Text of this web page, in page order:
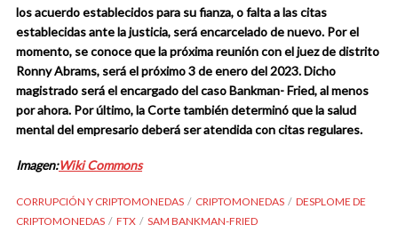
los acuerdo establecidos para su fianza, o falta a las citas
establecidas ante la justicia, será encarcelado de nuevo. Por el
momento, se conoce que la próxima reunión con el juez de distrito
Ronny Abrams, será el próximo 3 de enero del 2023. Dicho
magistrado será el encargado del caso Bankman- Fried, al menos
por ahora. Por último, la Corte también determinó que la salud
mental del empresario deberá ser atendida con citas regulares.
Imagen:Wiki Commons
CORRUPCIÓN Y CRIPTOMONEDAS CRIPTOMONEDAS
DESPLOME DE
CRIPTOMONEDAS
FTX SAM BANKMAN-FRIED